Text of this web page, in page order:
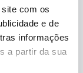
com os
e de
informações
a partir da sua